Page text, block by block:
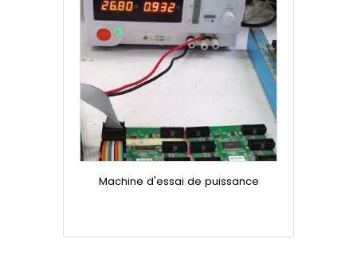
Machine d'essai de puissance